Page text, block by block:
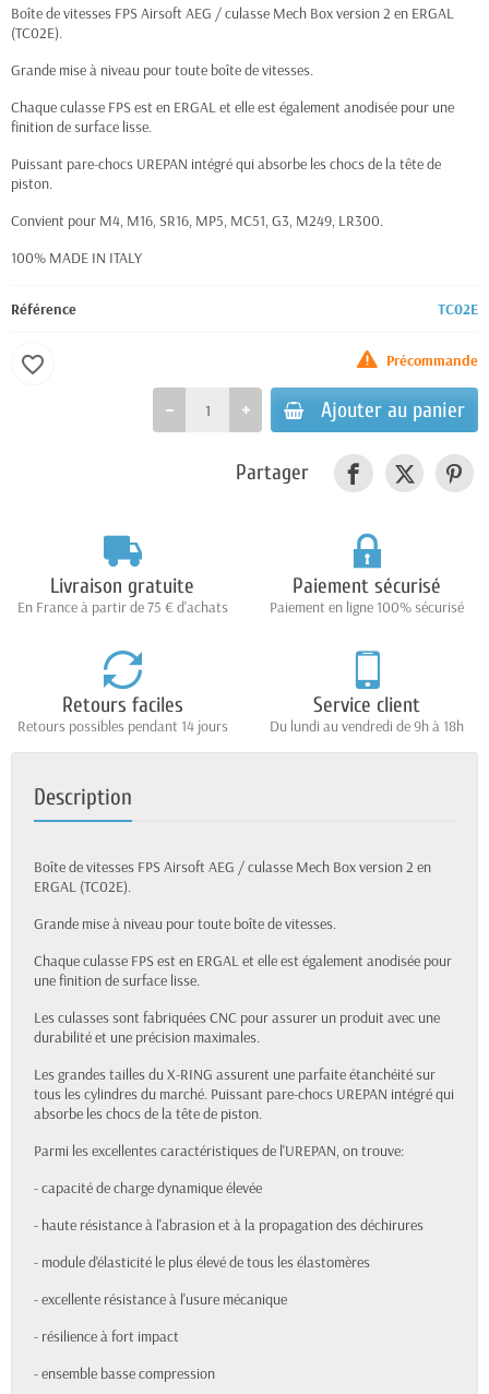
Boîte de vitesses FPS Airsoft AEG / culasse Mech Box version 2 en ERGAL
(TC02E).
Grande mise à niveau pour toute boîte de vitesses.
Chaque culasse FPS est en ERGAL et elle est également anodisée pour une
finition de surface lisse.
Puissant pare-chocs UREPAN intégré qui absorbe les chocs de la tête de
piston.
Convient pour M4, M16, SR16, MP5, MC51, G3, M249, LR300.
100% MADE IN ITALY
Référence TC02E
Précommande
Ajouter au panier
favorite_border
Partager
Livraison gratuite
En France à partir de 75 € d'achats
Paiement sécurisé
Paiement en ligne 100% sécurisé
Retours faciles
Retours possibles pendant 14 jours
Service client
Du lundi au vendredi de 9h à 18h
Description
Boîte de vitesses FPS Airsoft AEG / culasse Mech Box version 2 en
ERGAL (TC02E).
Grande mise à niveau pour toute boîte de vitesses.
Chaque culasse FPS est en ERGAL et elle est également anodisée pour
une finition de surface lisse.
Les culasses sont fabriquées CNC pour assurer un produit avec une
durabilité et une précision maximales.
Les grandes tailles du X-RING assurent une parfaite étanchéité sur
tous les cylindres du marché. Puissant pare-chocs UREPAN intégré qui
absorbe les chocs de la tête de piston.
Parmi les excellentes caractéristiques de l'UREPAN, on trouve:
- capacité de charge dynamique élevée
- haute résistance à l'abrasion et à la propagation des déchirures
- module d'élasticité le plus élevé de tous les élastomères
- excellente résistance à l'usure mécanique
- résilience à fort impact
- ensemble basse compression